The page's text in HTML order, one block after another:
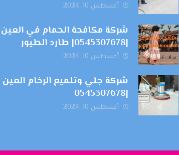
أغسطس 10, 2024
شركة مكافحة الحمام في العين
|0545307678| طارد الطيور
أغسطس 10, 2024
شركة جلي وتلميع الرخام العين
|0545307678
أغسطس 10, 2024